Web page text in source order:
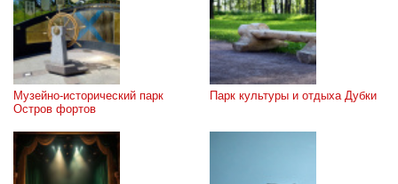
Музейно-исторический парк
Остров фортов
Парк культуры и отдыха Дубки